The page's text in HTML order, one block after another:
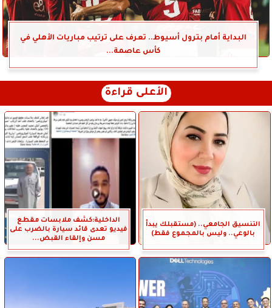
البداية أمام بترول أسيوط.. تعرف على ترتيب مباريات الأهلي في
كأس عاصمة...
الأعلى قراءة
التنسيق الجامعي.. (مستقبلك يبدأ
بالوعي.. وليس بالمجموع فقط)
الداخلية:كشف ملابسات مقطع
فيديو تعدى قائد سيارة بالضرب على
مسن وإلقاء القبض...